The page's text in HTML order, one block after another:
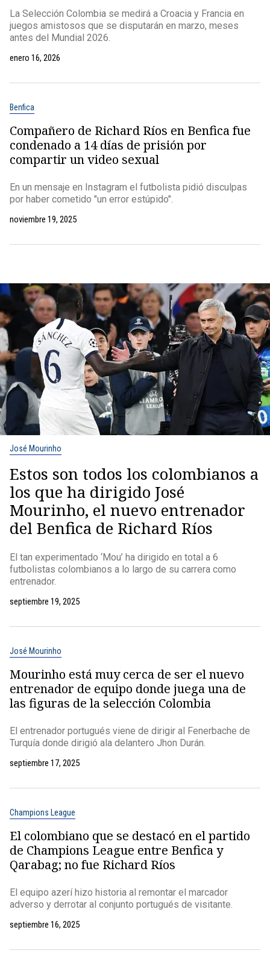
La Selección Colombia se medirá a Croacia y Francia en
juegos amistosos que se disputarán en marzo, meses
antes del Mundial 2026.
enero 16, 2026
Benfica
Compañero de Richard Ríos en Benfica fue
condenado a 14 días de prisión por
compartir un video sexual
En un mensaje en Instagram el futbolista pidió disculpas
por haber cometido "un error estúpido".
noviembre 19, 2025
José Mourinho
Estos son todos los colombianos a
los que ha dirigido José
Mourinho, el nuevo entrenador
del Benfica de Richard Ríos
El tan experimentado ‘Mou’ ha dirigido en total a 6
futbolistas colombianos a lo largo de su carrera como
entrenador.
septiembre 19, 2025
José Mourinho
Mourinho está muy cerca de ser el nuevo
entrenador de equipo donde juega una de
las figuras de la selección Colombia
El entrenador portugués viene de dirigir al Fenerbache de
Turquía donde dirigió ala delantero Jhon Durán.
septiembre 17, 2025
Champions League
El colombiano que se destacó en el partido
de Champions League entre Benfica y
Qarabag; no fue Richard Ríos
El equipo azerí hizo historia al remontar el marcador
adverso y derrotar al conjunto portugués de visitante.
septiembre 16, 2025